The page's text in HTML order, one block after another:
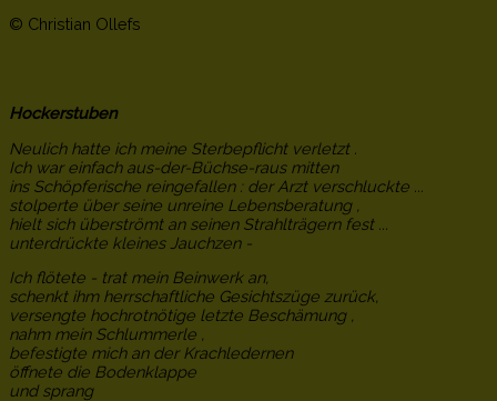
© Christian Ollefs
Hockerstuben
Neulich hatte ich meine Sterbepflicht verletzt .
Ich war einfach aus-der-Büchse-raus mitten
ins Schöpferische reingefallen : der Arzt verschluckte ...
stolperte über seine unreine Lebensberatung ,
hielt sich überströmt an seinen Strahlträgern fest ...
unterdrückte kleines Jauchzen -
Ich flötete - trat mein Beinwerk an,
schenkt ihm herrschaftliche Gesichtszüge zurück,
versengte hochrotnötige letzte Beschämung ,
nahm mein Schlummerle ,
befestigte mich an der Krachledernen
öffnete die Bodenklappe
und sprang